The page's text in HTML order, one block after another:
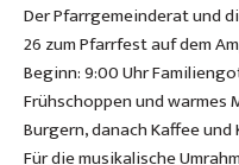
Der Pfarrgemeinderat und
26 zum Pfarrfest auf dem
Beginn: 9:00 Uhr
Frühschoppen und
Burgern, danach Kaffee und
Für die musikalische